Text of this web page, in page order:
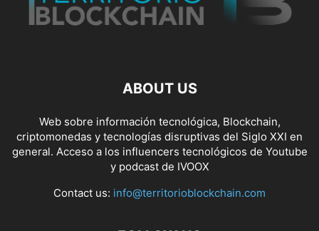
ABOUT US
Web sobre información tecnológica, Blockchain,
criptomonedas y tecnologías disruptivas del Siglo XXI en
general. Acceso a los influencers tecnológicos de Youtube
y podcast de IVOOX
Contact us: info@territorioblockchain.com